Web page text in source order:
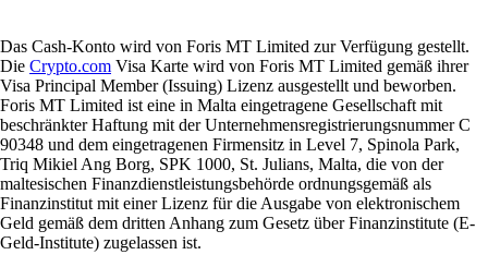
Das Cash-Konto wird von Foris MT Limited zur Verfügung gestellt.
Die Crypto.com Visa Karte wird von Foris MT Limited gemäß ihrer
Visa Principal Member (Issuing) Lizenz ausgestellt und beworben.
Foris MT Limited ist eine in Malta eingetragene Gesellschaft mit
beschränkter Haftung mit der Unternehmensregistrierungsnummer C
90348 und dem eingetragenen Firmensitz in Level 7, Spinola Park,
Triq Mikiel Ang Borg, SPK 1000, St. Julians, Malta, die von der
maltesischen Finanzdienstleistungsbehörde ordnungsgemäß als
Finanzinstitut mit einer Lizenz für die Ausgabe von elektronischem
Geld gemäß dem dritten Anhang zum Gesetz über Finanzinstitute (E-
Geld-Institute) zugelassen ist.